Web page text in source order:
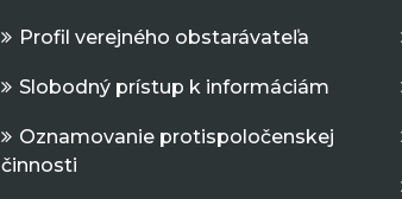
Profil verejného obstarávateľa
Slobodný prístup k informáciám
Oznamovanie protispoločenskej
činnosti